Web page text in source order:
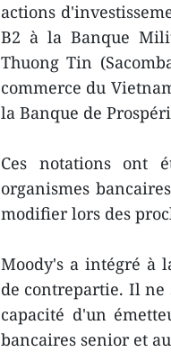
actions
B2 à la Banque
Thuong Tin
commerce du
la Banque de
Ces notations ont
organismes
modifier lors des
Moody's a intégré à
de contrepartie. Il ne
capacité d'un
bancaires senior et